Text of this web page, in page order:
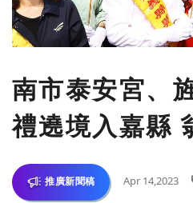
南市泰安宮、
禮遶境入嘉縣
推廣新聞稿 Apr 14,2023